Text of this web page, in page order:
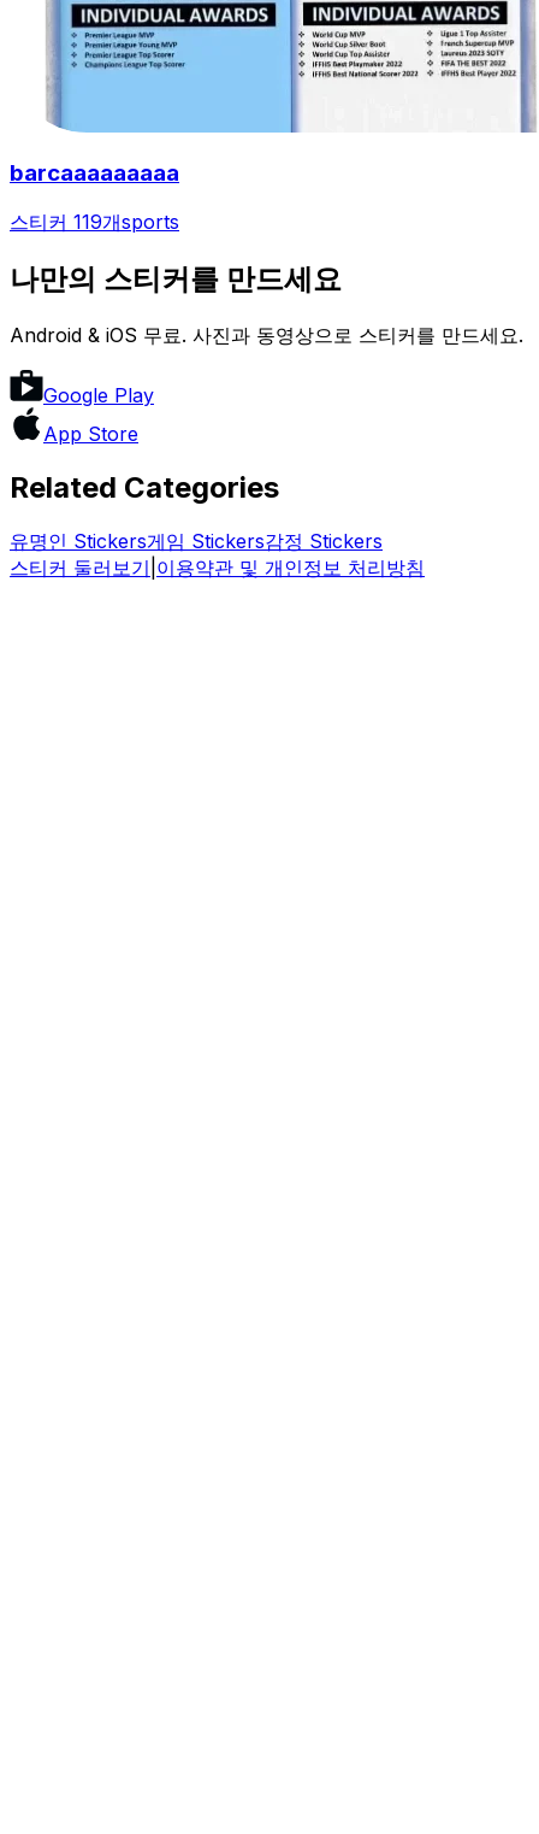
barcaaaaaaaaa
스티커 119개sports
나만의 스티커를 만드세요
Android & iOS 무료. 사진과 동영상으로 스티커를 만드세요.
Google Play
App Store
Related Categories
유명인 Stickers게임 Stickers감정 Stickers
스티커 둘러보기 이용약관 및 개인정보 처리방침